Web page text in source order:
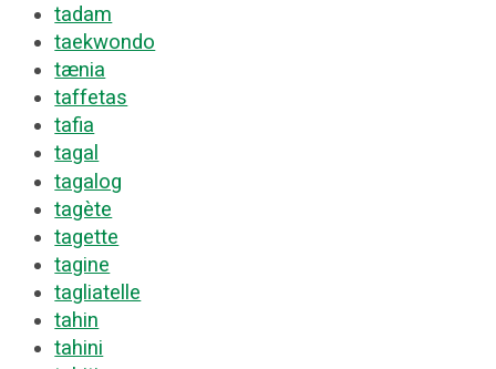
tadam
taekwondo
tænia
taffetas
tafia
tagal
tagalog
tagète
tagette
tagine
tagliatelle
tahin
tahini